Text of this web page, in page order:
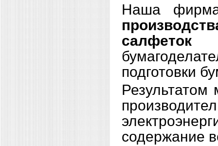
Наша
салфеток
подготовки
Результатом
содержание